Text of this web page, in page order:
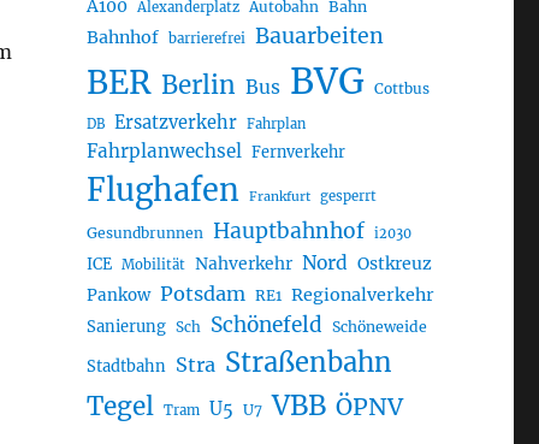
A100 Alexanderplatz Autobahn Bahn
Bahnhof barrierefrei Bauarbeiten
BER Berlin Bus BVG Cottbus
DB Ersatzverkehr Fahrplan
Fahrplanwechsel Fernverkehr
Flughafen Frankfurt gesperrt
Gesundbrunnen Hauptbahnhof i2030
ICE Mobilität Nahverkehr Nord Ostkreuz
Pankow Potsdam RE1 Regionalverkehr
Sanierung Sch Schönefeld Schöneweide
Stadtbahn Stra Straßenbahn
Tegel Tram U5 U7 VBB ÖPNV